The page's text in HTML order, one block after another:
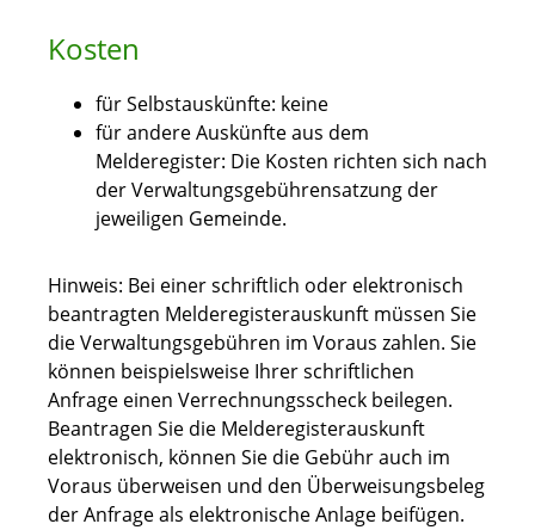
Kosten
für Selbstauskünfte: keine
für andere Auskünfte aus dem
Melderegister: Die Kosten richten sich nach
der Verwaltungsgebührensatzung der
jeweiligen Gemeinde.
Hinweis: Bei einer schriftlich oder elektronisch
beantragten Melderegisterauskunft müssen Sie
die Verwaltungsgebühren im Voraus zahlen. Sie
können beispielsweise Ihrer schriftlichen
Anfrage einen Verrechnungsscheck beilegen.
Beantragen Sie die Melderegisterauskunft
elektronisch, können Sie die Gebühr auch im
Voraus überweisen und den Überweisungsbeleg
der Anfrage als elektronische Anlage beifügen.